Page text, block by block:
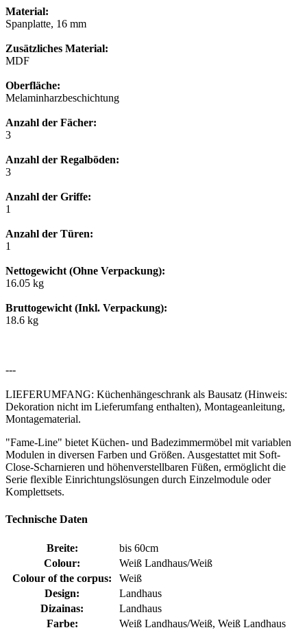
Material:
Spanplatte, 16 mm
Zusätzliches Material:
MDF
Oberfläche:
Melaminharzbeschichtung
Anzahl der Fächer:
3
Anzahl der Regalböden:
3
Anzahl der Griffe:
1
Anzahl der Türen:
1
Nettogewicht (Ohne Verpackung):
16.05 kg
Bruttogewicht (Inkl. Verpackung):
18.6 kg
---
LIEFERUMFANG: Küchenhängeschrank als Bausatz (Hinweis:
Dekoration nicht im Lieferumfang enthalten), Montageanleitung,
Montagematerial.
"Fame-Line" bietet Küchen- und Badezimmermöbel mit variablen
Modulen in diversen Farben und Größen. Ausgestattet mit Soft-
Close-Scharnieren und höhenverstellbaren Füßen, ermöglicht die
Serie flexible Einrichtungslösungen durch Einzelmodule oder
Komplettsets.
Technische Daten
Breite:
bis 60cm
Colour:
Weiß Landhaus/Weiß
Colour of the corpus:
Weiß
Design:
Landhaus
Dizainas:
Landhaus
Farbe:
Weiß Landhaus/Weiß, Weiß Landhaus